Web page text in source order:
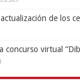
de los
concurso virtual